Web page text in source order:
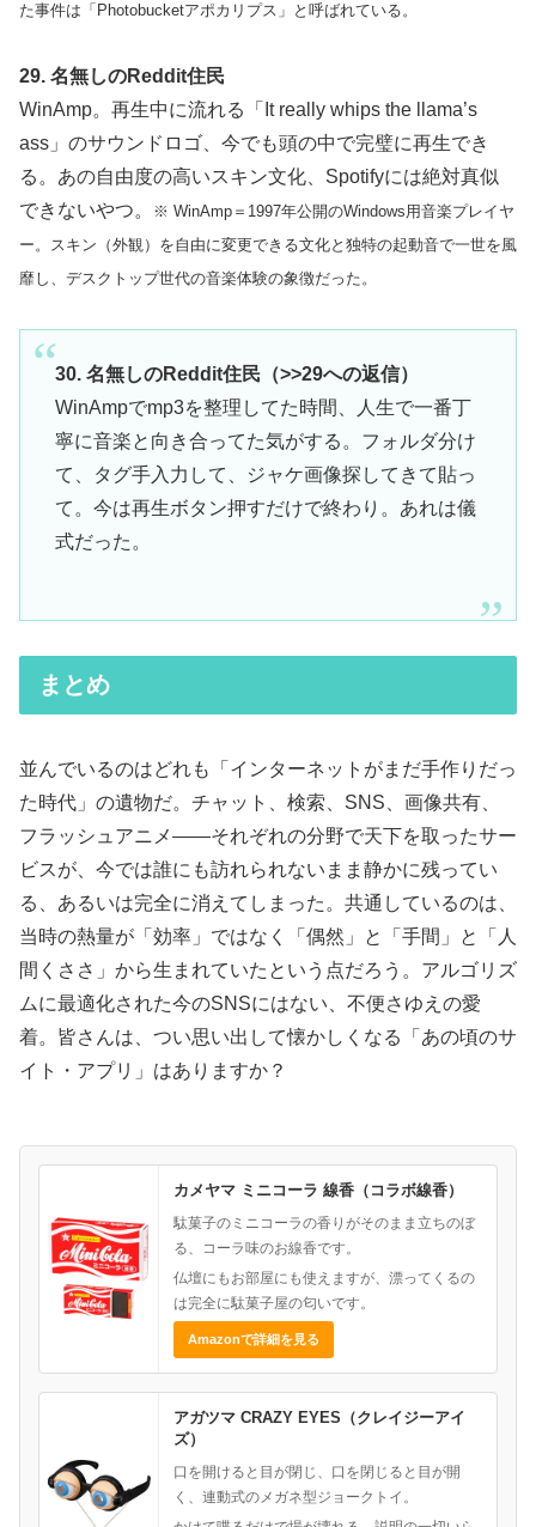
た事件は「Photobucketアポカリプス」と呼ばれている。
29. 名無しのReddit住民
WinAmp。再生中に流れる「It really whips the llama’s
ass」のサウンドロゴ、今でも頭の中で完璧に再生でき
る。あの自由度の高いスキン文化、Spotifyには絶対真似
できないやつ。
※ WinAmp＝1997年公開のWindows用音楽プレイヤ
ー。スキン（外観）を自由に変更できる文化と独特の起動音で一世を風
靡し、デスクトップ世代の音楽体験の象徴だった。
30. 名無しのReddit住民（>>29への返信）
WinAmpでmp3を整理してた時間、人生で一番丁
寧に音楽と向き合ってた気がする。フォルダ分け
て、タグ手入力して、ジャケ画像探してきて貼っ
て。今は再生ボタン押すだけで終わり。あれは儀
式だった。
まとめ
並んでいるのはどれも「インターネットがまだ手作りだっ
た時代」の遺物だ。チャット、検索、SNS、画像共有、
フラッシュアニメ——それぞれの分野で天下を取ったサー
ビスが、今では誰にも訪れられないまま静かに残ってい
る、あるいは完全に消えてしまった。共通しているのは、
当時の熱量が「効率」ではなく「偶然」と「手間」と「人
間くささ」から生まれていたという点だろう。アルゴリズ
ムに最適化された今のSNSにはない、不便さゆえの愛
着。皆さんは、つい思い出して懐かしくなる「あの頃のサ
イト・アプリ」はありますか？
カメヤマ ミニコーラ 線香（コラボ線香）
駄菓子のミニコーラの香りがそのまま立ちのぼ
る、コーラ味のお線香です。
仏壇にもお部屋にも使えますが、漂ってくるの
は完全に駄菓子屋の匂いです。
Amazonで詳細を見る
アガツマ CRAZY EYES（クレイジーアイ
ズ）
口を開けると目が閉じ、口を閉じると目が開
く、連動式のメガネ型ジョークトイ。